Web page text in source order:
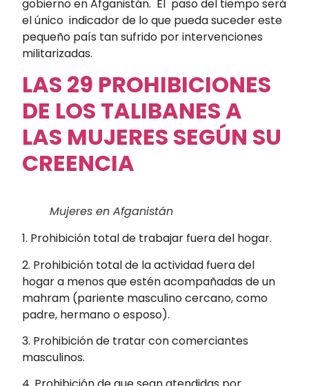
gobierno en Afganistán. El paso del tiempo será
el único indicador de lo que pueda suceder este
pequeño país tan sufrido por intervenciones
militarizadas.
LAS 29 PROHIBICIONES
DE LOS TALIBANES A
LAS MUJERES SEGÚN SU
CREENCIA
Mujeres en Afganistán
1. Prohibición total de trabajar fuera del hogar.
2. Prohibición total de la actividad fuera del
hogar a menos que estén acompañadas de un
mahram (pariente masculino cercano, como
padre, hermano o esposo).
3. Prohibición de tratar con comerciantes
masculinos.